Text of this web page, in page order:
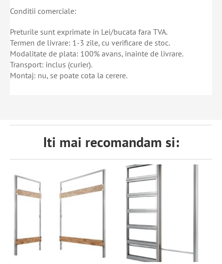
Conditii comerciale:
Preturile sunt exprimate in Lei/bucata fara TVA.
Termen de livrare: 1-3 zile, cu verificare de stoc.
Modalitate de plata: 100% avans, inainte de livrare.
Transport: inclus (curier).
Montaj: nu, se poate cota la cerere.
Iti mai recomandam si: